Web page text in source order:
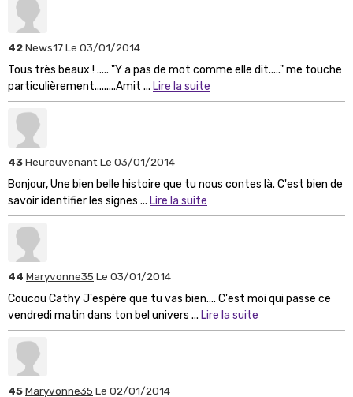
42News17Le 03/01/2014
Tous très beaux ! ..... "Y a pas de mot comme elle dit....." me touche
particulièrement.........Amit ... Lire la suite
43Heureuvenant Le 03/01/2014
Bonjour, Une bien belle histoire que tu nous contes là. C'est bien de
savoir identifier les signes ... Lire la suite
44 Maryvonne35 Le 03/01/2014
Coucou Cathy J'espère que tu vas bien.... C'est moi qui passe ce
vendredi matin dans ton bel univers ... Lire la suite
45Maryvonne35 Le 02/01/2014